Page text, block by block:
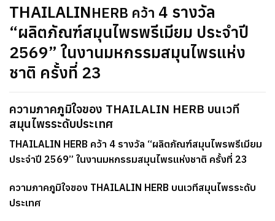
THAILALINHERB คว้า 4 รางวัล
“ผลิตภัณฑ์สมุนไพรพรีเมียม ประจำปี
2569” ในงานมหกรรมสมุนไพรแห่ง
ชาติ ครั้งที่ 23
ความภาคภูมิใจของ THAILALIN HERB บนเวที
สมุนไพรระดับประเทศ
THAILALIN HERB คว้า 4 รางวัล “ผลิตภัณฑ์สมุนไพรพรีเมียม
ประจำปี 2569” ในงานมหกรรมสมุนไพรแห่งชาติ ครั้งที่ 23
ความภาคภูมิใจของ THAILALIN HERB บนเวทีสมุนไพรระดับ
ประเทศ